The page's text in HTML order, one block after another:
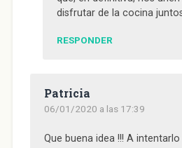
disfrutar de la cocina
RESPONDER
Patricia
06/01/2020 a las 17:39
Que buena idea !!! A intentarlo